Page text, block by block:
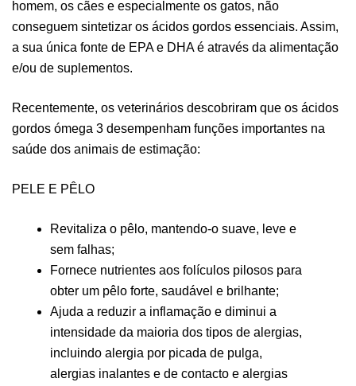
homem, os cães e especialmente os gatos, não
conseguem sintetizar os ácidos gordos essenciais. Assim,
a sua única fonte de EPA e DHA é através da alimentação
e/ou de suplementos.
Recentemente, os veterinários descobriram que os ácidos
gordos ómega 3 desempenham funções importantes na
saúde dos animais de estimação:
PELE E PÊLO
Revitaliza o pêlo, mantendo-o suave, leve e
sem falhas;
Fornece nutrientes aos folículos pilosos para
obter um pêlo forte, saudável e brilhante;
Ajuda a reduzir a inflamação e diminui a
intensidade da maioria dos tipos de alergias,
incluindo alergia por picada de pulga,
alergias inalantes e de contacto e alergias